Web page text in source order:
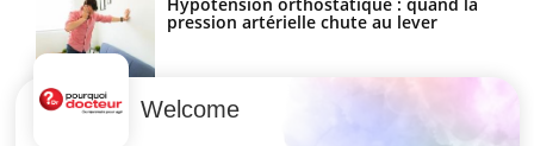
pression artérielle chute au lever
Drépanocytose : une déformation des
globules rouges aux conséquences
Welcome